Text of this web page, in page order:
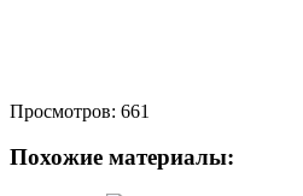
Просмотров: 661
Похожие материалы: